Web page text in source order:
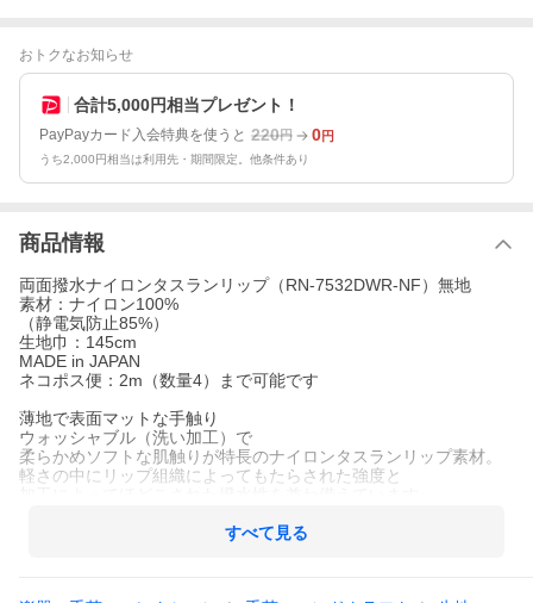
おトクなお知らせ
合計5,000円相当プレゼント！
PayPayカード入会特典を使うと 220円 0円
うち2,000円相当は利用先・期間限定。他条件あり
商品情報
両面撥水ナイロンタスランリップ（RN-7532DWR-NF）無地
素材：ナイロン100%
（静電気防止85%）
生地巾：145cm
MADE in JAPAN
ネコポス便：2m（数量4）まで可能です
薄地で表面マットな手触り
ウォッシャブル（洗い加工）で
柔らかめソフトな肌触りが特長のナイロンタスランリップ素材。
軽さの中にリップ組織によってもたらされた強度と
すべて見る